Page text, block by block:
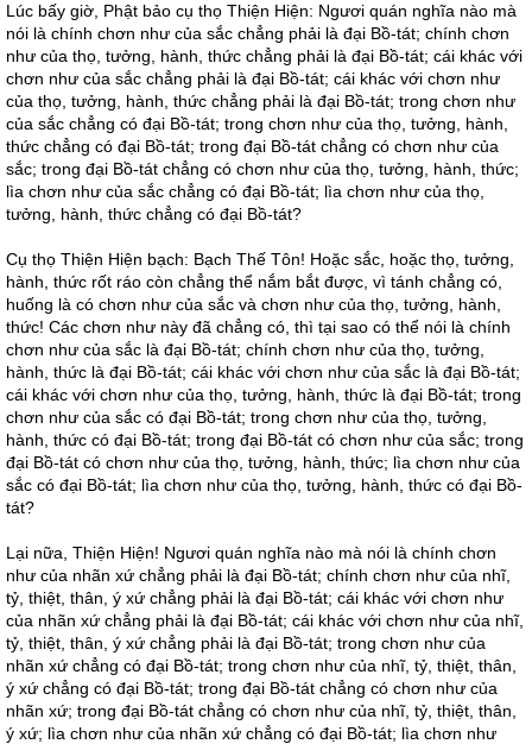
Lúc bấy giờ, Phật bảo cụ thọ Thiện Hiện: Ngươi quán nghĩa nào mà
nói là chính chơn như của sắc chẳng phải là đại Bồ-tát; chính chơn
như của thọ, tưởng, hành, thức chẳng phải là đại Bồ-tát; cái khác với
chơn như của sắc chẳng phải là đại Bồ-tát; cái khác với chơn như
của thọ, tưởng, hành, thức chẳng phải là đại Bồ-tát; trong chơn như
của sắc chẳng có đại Bồ-tát; trong chơn như của thọ, tưởng, hành,
thức chẳng có đại Bồ-tát; trong đại Bồ-tát chẳng có chơn như của
sắc; trong đại Bồ-tát chẳng có chơn như của thọ, tưởng, hành, thức;
lìa chơn như của sắc chẳng có đại Bồ-tát; lìa chơn như của thọ,
tưởng, hành, thức chẳng có đại Bồ-tát?
Cụ thọ Thiện Hiện bạch: Bạch Thế Tôn! Hoặc sắc, hoặc thọ, tưởng,
hành, thức rốt ráo còn chẳng thể nắm bắt được, vì tánh chẳng có,
huống là có chơn như của sắc và chơn như của thọ, tưởng, hành,
thức! Các chơn như này đã chẳng có, thì tại sao có thể nói là chính
chơn như của sắc là đại Bồ-tát; chính chơn như của thọ, tưởng,
hành, thức là đại Bồ-tát; cái khác với chơn như của sắc là đại Bồ-tát;
cái khác với chơn như của thọ, tưởng, hành, thức là đại Bồ-tát; trong
chơn như của sắc có đại Bồ-tát; trong chơn như của thọ, tưởng,
hành, thức có đại Bồ-tát; trong đại Bồ-tát có chơn như của sắc; trong
đại Bồ-tát có chơn như của thọ, tưởng, hành, thức; lìa chơn như của
sắc có đại Bồ-tát; lìa chơn như của thọ, tưởng, hành, thức có đại Bồ-
tát?
Lại nữa, Thiện Hiện! Ngươi quán nghĩa nào mà nói là chính chơn
như của nhãn xứ chẳng phải là đại Bồ-tát; chính chơn như của nhĩ,
tỷ, thiệt, thân, ý xứ chẳng phải là đại Bồ-tát; cái khác với chơn như
của nhãn xứ chẳng phải là đại Bồ-tát; cái khác với chơn như của nhĩ,
tỷ, thiệt, thân, ý xứ chẳng phải là đại Bồ-tát; trong chơn như của
nhãn xứ chẳng có đại Bồ-tát; trong chơn như của nhĩ, tỷ, thiệt, thân,
ý xứ chẳng có đại Bồ-tát; trong đại Bồ-tát chẳng có chơn như của
nhãn xứ; trong đại Bồ-tát chẳng có chơn như của nhĩ, tỷ, thiệt, thân,
ý xứ; lìa chơn như của nhãn xứ chẳng có đại Bồ-tát; lìa chơn như